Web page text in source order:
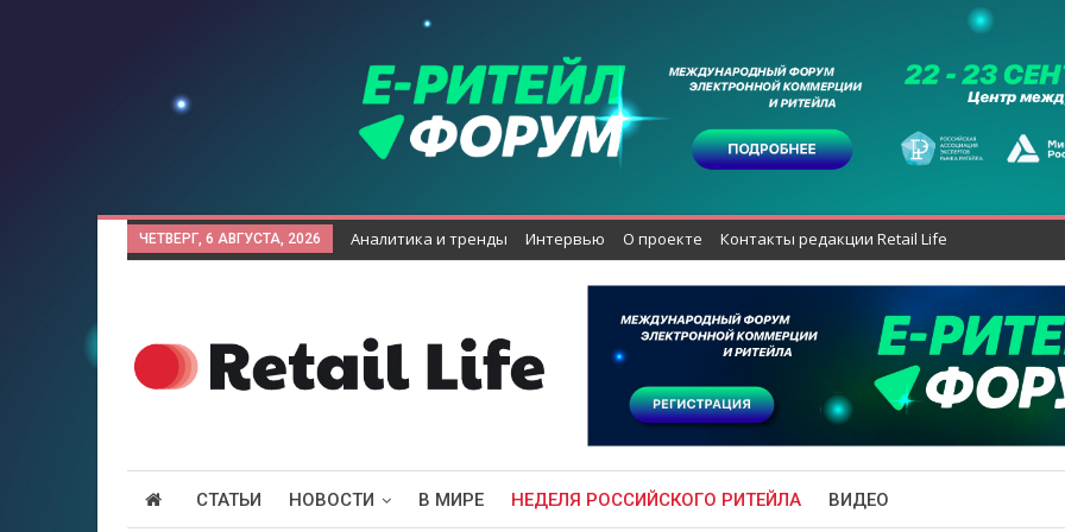
ЧЕТВЕРГ, 6 АВГУСТА, 2026 Аналитика и тренды Интервью О проекте Контакты редакции Retail Life
СТАТЬИ НОВОСТИ В МИРЕ НЕДЕЛЯ РОССИЙСКОГО РИТЕЙЛА ВИДЕО